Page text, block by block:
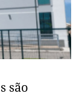
são